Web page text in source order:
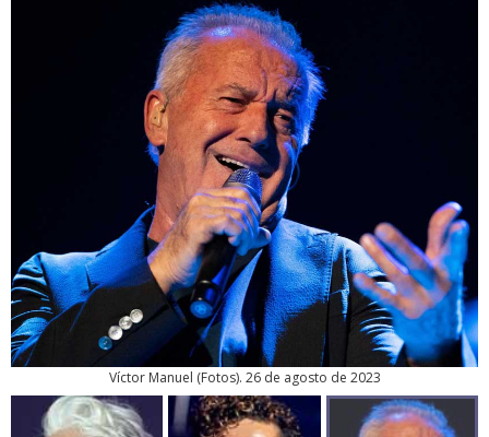
Víctor Manuel (Fotos). 26 de agosto de 2023